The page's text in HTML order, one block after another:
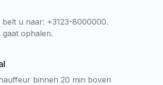
u naar: +3123-8000000.
ophalen.
binnen 20 min boven